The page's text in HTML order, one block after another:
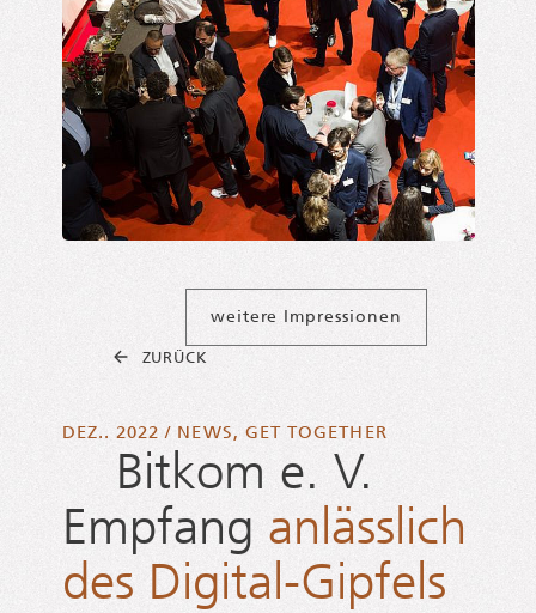
weitere Impressionen
ZURÜCK
Bitkom e. V.
Empfang anlässlich
des Digital-Gipfels
DEZ.. 2022 / NEWS, GET TOGETHER